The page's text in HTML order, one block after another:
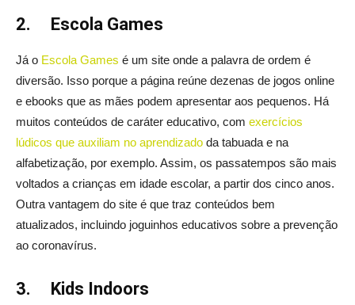
2. Escola Games
Já o Escola Games é um site onde a palavra de ordem é
diversão. Isso porque a página reúne dezenas de jogos online
e ebooks que as mães podem apresentar aos pequenos. Há
muitos conteúdos de caráter educativo, com exercícios
lúdicos que auxiliam no aprendizado da tabuada e na
alfabetização, por exemplo. Assim, os passatempos são mais
voltados a crianças em idade escolar, a partir dos cinco anos.
Outra vantagem do site é que traz conteúdos bem
atualizados, incluindo joguinhos educativos sobre a prevenção
ao coronavírus.
3. Kids Indoors